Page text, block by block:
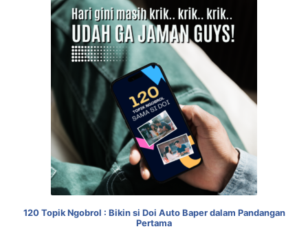
120 Topik Ngobrol : Bikin si Doi Auto Baper dalam Pandangan
Pertama